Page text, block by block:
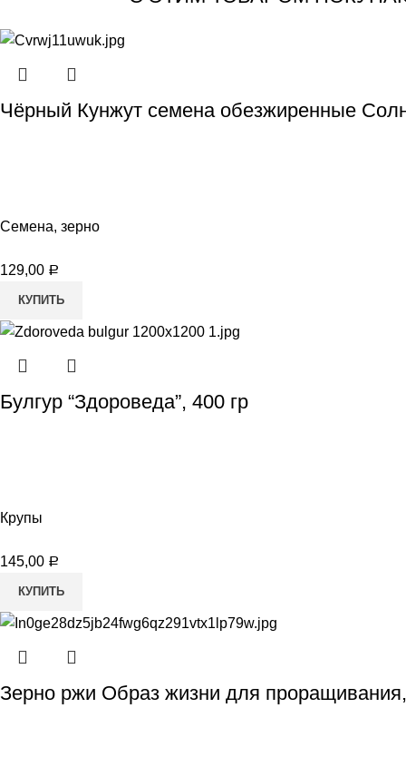
Чёрный Кунжут семена обезжиренные
Семена, зерно
129,00 Р
КУПИТЬ
Булгур “Здороведа”, 400 гр
Крупы
145,00 Р
КУПИТЬ
Зерно ржи Образ жизни для